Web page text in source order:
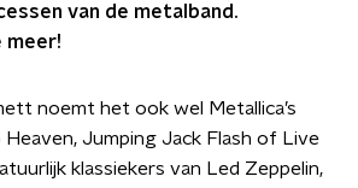
van de metalband.
meer!
noemt het ook wel Metallica’s
Heaven, Jumping Jack Flash of Live
klassiekers van Led Zeppelin,